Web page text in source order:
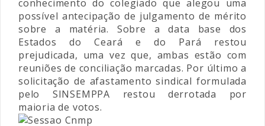
conhecimento do colegiado que alegou uma
possível antecipação de julgamento de mérito
sobre a matéria. Sobre a data base dos
Estados do Ceará e do Pará restou
prejudicada, uma vez que, ambas estão com
reuniões de conciliação marcadas. Por último a
solicitação de afastamento sindical formulada
pelo SINSEMPPA restou derrotada por
maioria de votos.